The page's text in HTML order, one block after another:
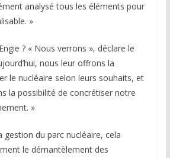
analysé tous les éléments pour
»
? « Nous verrons », déclare le
nous leur offrons la
le nucléaire selon leurs souhaits, et
la possibilité de concrétiser notre
»
gestion du parc nucléaire, cela
le démantèlement des